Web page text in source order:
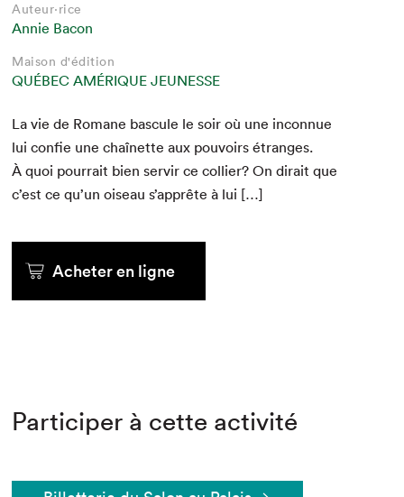
Auteur·rice
Annie Bacon
Maison d'édition
QUÉBEC AMÉRIQUE JEUNESSE
La vie de Romane bas­cule le soir où une incon­nue
lui con­fie une chaînette aux pou­voirs étranges.
À quoi pour­rait bien servir ce col­lier? On dirait que
c’est ce qu’un oiseau s’apprête à lui […]
Acheter en ligne
Participer à cette activité